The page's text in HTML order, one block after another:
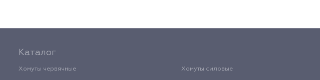
Каталог
Хомуты червячные Хомуты силовые